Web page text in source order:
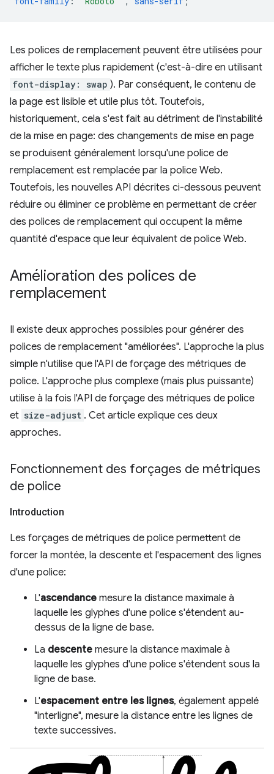
Les polices de remplacement peuvent être utilisées pour
afficher le texte plus rapidement (c'est-à-dire en utilisant
font-display: swap ). Par conséquent, le contenu de
la page est lisible et utile plus tôt. Toutefois,
historiquement, cela s'est fait au détriment de l'instabilité
de la mise en page: des changements de mise en page
se produisent généralement lorsqu'une police de
remplacement est remplacée par la police Web.
Toutefois, les nouvelles API décrites ci-dessous peuvent
réduire ou éliminer ce problème en permettant de créer
des polices de remplacement qui occupent la même
quantité d'espace que leur équivalent de police Web.
Amélioration des polices de
remplacement
Il existe deux approches possibles pour générer des
polices de remplacement "améliorées". L'approche la plus
simple n'utilise que l'API de forçage des métriques de
police. L'approche plus complexe (mais plus puissante)
utilise à la fois l'API de forçage des métriques de police
et size-adjust . Cet article explique ces deux
approches.
Fonctionnement des forçages de métriques
de police
Introduction
Les forçages de métriques de police permettent de
forcer la montée, la descente et l'espacement des lignes
d'une police:
L'ascendance mesure la distance maximale à
laquelle les glyphes d'une police s'étendent au-
dessus de la ligne de base.
La descente mesure la distance maximale à
laquelle les glyphes d'une police s'étendent sous la
ligne de base.
L'espacement entre les lignes, également appelé
"interligne", mesure la distance entre les lignes de
texte successives.